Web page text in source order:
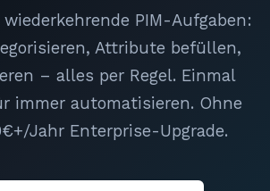
PIM-Aufgaben:
Attribute befüllen,
– alles per Regel. Einmal
immer automatisieren. Ohne
Jahr Enterprise-Upgrade.